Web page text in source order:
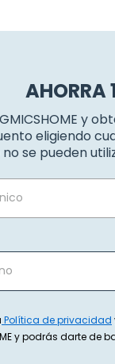
AHORRA
y
eligiendo
se pueden
Política de privacidad
y podrás darte de